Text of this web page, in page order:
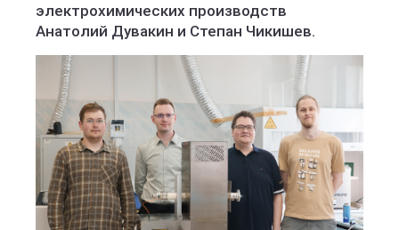
электрохимических производств
Анатолий Дувакин и Степан Чикишев.